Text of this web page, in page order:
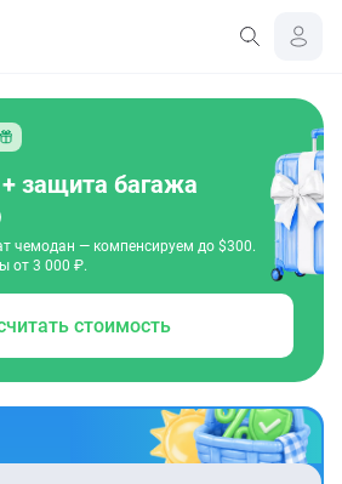
защита багажа
чемодан — компенсируем до $300.
от 3 000 ₽.
стоимость